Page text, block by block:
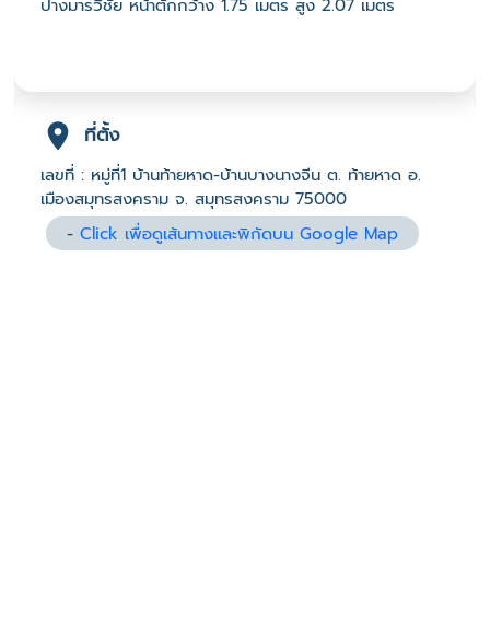
ปางมารวิชัย หน้าตักกว้าง 1.75 เมตร สูง 2.07 เมตร
ที่ตั้ง
เลขที่ : หมู่ที่1 บ้านท้ายหาด-บ้านบางนางจีน ต. ท้ายหาด อ.
เมืองสมุทรสงคราม จ. สมุทรสงคราม 75000
-Click เพื่อดูเส้นทางและพิกัดบน Google Map